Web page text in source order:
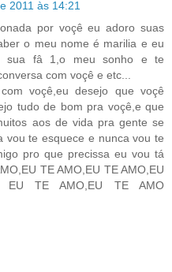
2011 às 14:21
por voçê eu adoro suas
o meu nome é marilia e eu
sua fâ 1,o meu sonho e te
com voçê e etc...
voçê,eu desejo que voçê
tudo de bom pra voçê,e que
aos de vida pra gente se
vou te esquece e nunca vou te
pro que precissa eu vou tá
TE AMO,EU TE AMO,EU
EU TE AMO,EU TE AMO